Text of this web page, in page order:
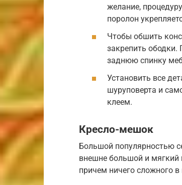
желание,
поролон
Чтобы обшить
закрепить
заднюю спинку
Установить все
шуруповерта и
клеем.
Кресло-мешок
Большой популярностью
внешне большой и
причем ничего сложного